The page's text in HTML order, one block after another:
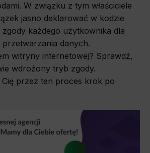
W związku z tym właściciele
jasno deklarować w kodzie
zgody każdego użytkownika dla
przetwarzania danych.
witryny internetowej? Sprawdź,
wdrożony tryb zgody.
przez ten proces krok po